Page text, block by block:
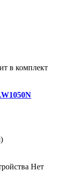
в комплект
Нет